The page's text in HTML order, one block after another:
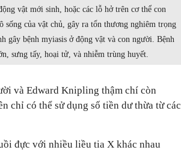
vật mới sinh, hoặc các lỗ hở trên cơ thể con
của vật chủ, gây ra tổn thương nghiêm trọng
gây bệnh myiasis ở động vật và con người. Bệnh
sưng tấy, hoại tử, và nhiễm trùng huyết.
và Edward Knipling thậm chí còn
chỉ có thể sử dụng số tiền dư thừa từ các
đực với nhiều liều tia X khác nhau